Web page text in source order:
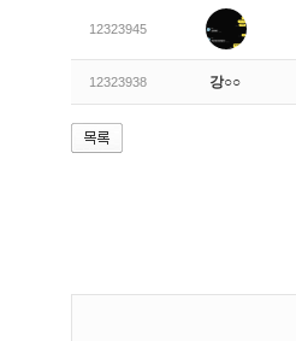
12323945
12323938 강○○